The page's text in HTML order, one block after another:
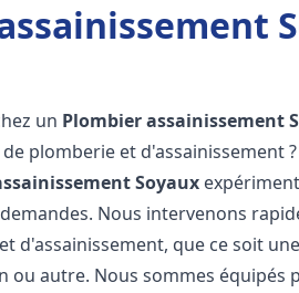
un Plombier assainissement
plomberie et d'assainissement
Soyaux
Nous intervenons
d'assainissement, que ce soit
ou autre. Nous sommes